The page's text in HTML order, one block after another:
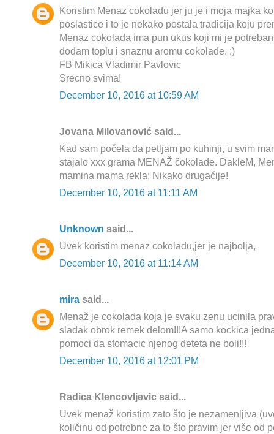
Koristim Menaz cokoladu jer ju je i moja majka
poslastice i to je nekako postala tradicija koju
Menaz cokolada ima pun ukus koji mi je
dodam toplu i snaznu aromu cokolade. :)
FB Mikica Vladimir Pavlovic
Srecno svima!
December 10, 2016 at 10:59 AM
Jovana Milovanović said...
Kad sam počela da petljam po kuhinji, u svim
stajalo xxx grama MENAŽ čokolade. DakleM,
mamina mama rekla: Nikako drugačije!
December 10, 2016 at 11:11 AM
Unknown said...
Uvek koristim menaz cokoladu,jer je najbolja,
December 10, 2016 at 11:14 AM
mira said...
Menaž je cokolada koja je svaku zenu ucinila
sladak obrok remek delom!!!A samo kockica
pomoci da stomacic njenog deteta ne boli!!!
December 10, 2016 at 12:01 PM
Radica Klencovljevic said...
Uvek menaž koristim zato što je nezamenljiva
količinu od potrebne za to što pravim jer više od